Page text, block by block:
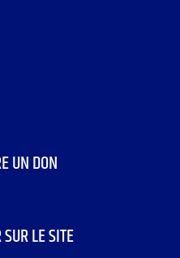
UN DON
LE SITE